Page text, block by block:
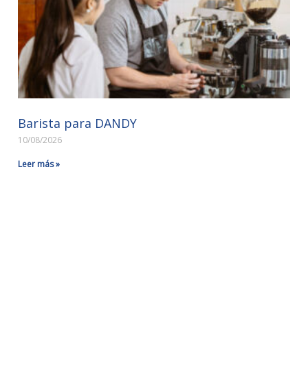
Barista para DANDY
10/08/2026
Leer más »